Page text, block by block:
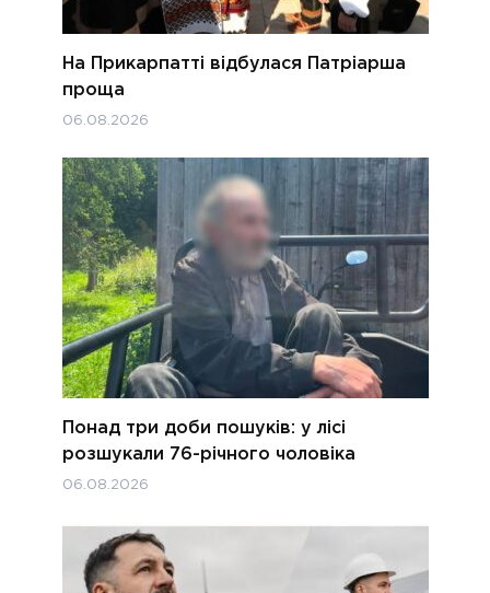
На Прикарпатті відбулася Патріарша
проща
06.08.2026
Понад три доби пошуків: у лісі
розшукали 76-річного чоловіка
06.08.2026